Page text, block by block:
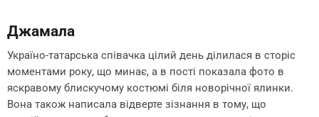
Джамала
Україно-татарська співачка цілий день ділилася в сторіс
моментами року, що минає, а в пості показала фото в
яскравому блискучому костюмі біля новорічної ялинки.
Вона також написала відверте зізнання в тому, що